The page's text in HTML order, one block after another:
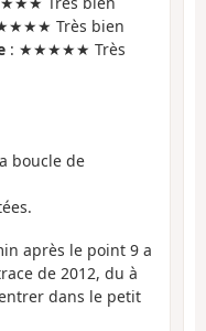
Très bien
: ★★★★★ Très
boucle de
après le point 9 a
de 2012, du à
dans le petit